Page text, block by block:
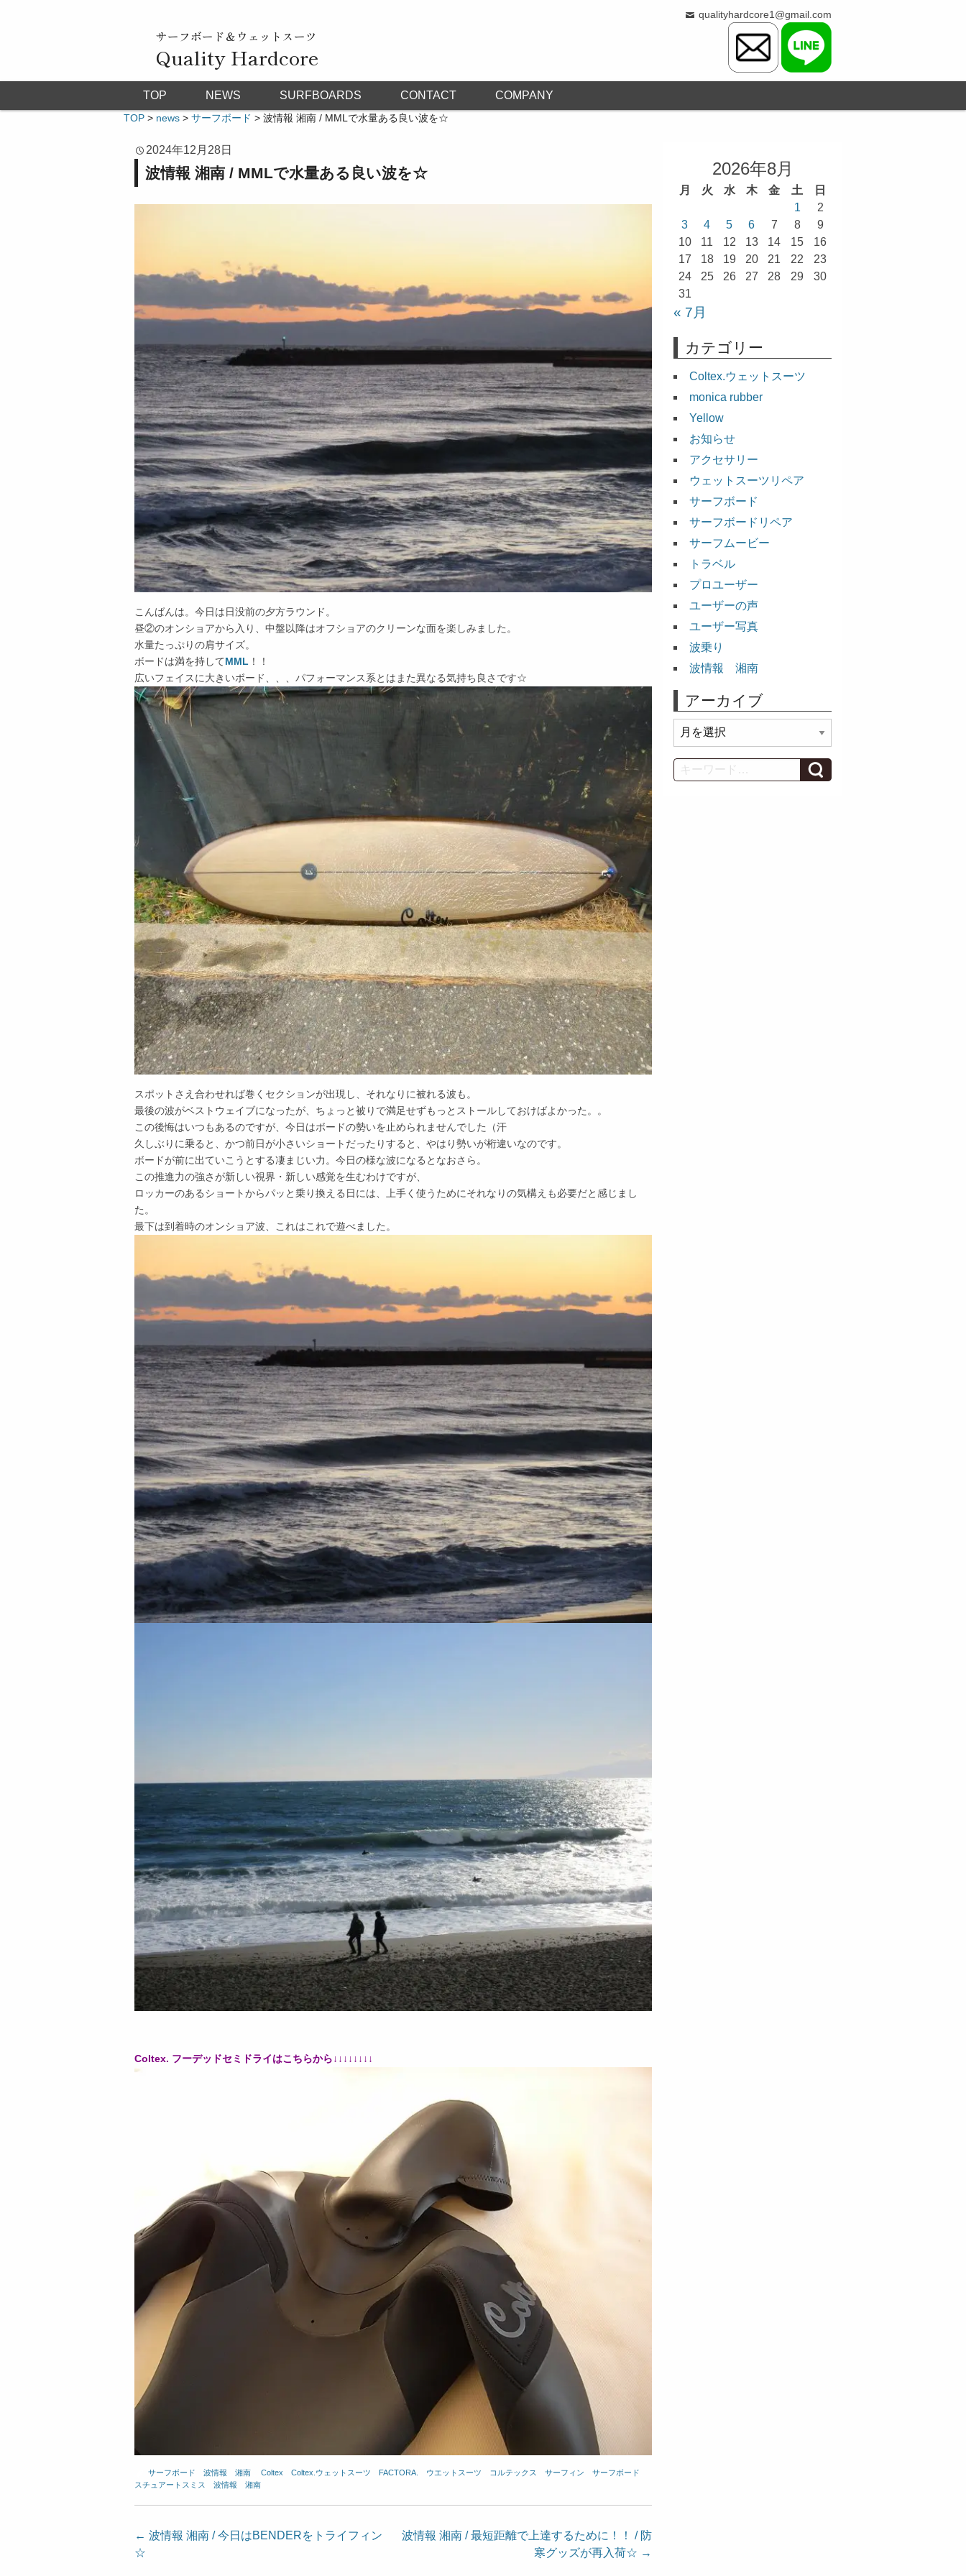
サーフボード＆ウェットスーツ
Quality Hardcore
qualityhardcore1@gmail.com
TOP NEWS SURFBOARDS CONTACT COMPANY
TOP > news > サーフボード > 波情報 湘南 / MMLで水量ある良い波を☆
2024年12月28日
波情報 湘南 / MMLで水量ある良い波を☆
こんばんは。今日は日没前の夕方ラウンド。
昼②のオンショアから入り、中盤以降はオフショアのクリーンな面を楽しみました。
水量たっぷりの肩サイズ。
ボードは満を持してMML ！！
広いフェイスに大きいボード、、、パフォーマンス系とはまた異なる気持ち良さです☆
スポットさえ合わせれば巻くセクションが出現し、それなりに被れる波も。
最後の波がベストウェイブになったが、ちょっと被りで満足せずもっとストールしておけばよかった。。
この後悔はいつもあるのですが、今日はボードの勢いを止められませんでした（汗
久しぶりに乗ると、かつ前日が小さいショートだったりすると、やはり勢いが桁違いなのです。
ボードが前に出ていこうとする凄まじい力。今日の様な波になるとなおさら。
この推進力の強さが新しい視界・新しい感覚を生むわけですが、
ロッカーのあるショートからパッと乗り換える日には、上手く使うためにそれなりの気構えも必要だと感じまし
た。
最下は到着時のオンショア波、これはこれで遊べました。
Coltex. フーデッドセミドライはこちらから↓↓↓↓↓↓↓↓
サーフボード 波情報 湘南 Coltex Coltex.ウェットスーツ FACTORA. ウエットスーツ コルテックス サーフィン サーフボード
スチュアートスミス
波情報 湘南
投
稿
← 波情報 湘南 / 今日はBENDERをトライフィン
☆
波情報 湘南 / 最短距離で上達するために！！ / 防
寒グッズが再入荷☆ →
2026年8月
月 火 水 木 金 土
日
1
2
3
4 5 6 7 8
9
10
11 12 13 14 15
16
17
18 19 20 21 22
23
24
25 26 27 28 29
30
31
« 7月
カテゴリー
Coltex.ウェットスーツ
monica rubber
Yellow
お知らせ
アクセサリー
ウェットスーツリペア
サーフボード
サーフボードリペア
サーフムービー
トラベル
プロユーザー
ユーザーの声
ユーザー写真
波乗り
波情報 湘南
アーカイブ
ー
カ
イ
Search